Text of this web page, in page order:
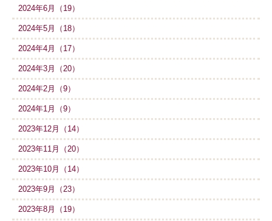
2024年6月（19）
2024年5月（18）
2024年4月（17）
2024年3月（20）
2024年2月（9）
2024年1月（9）
2023年12月（14）
2023年11月（20）
2023年10月（14）
2023年9月（23）
2023年8月（19）